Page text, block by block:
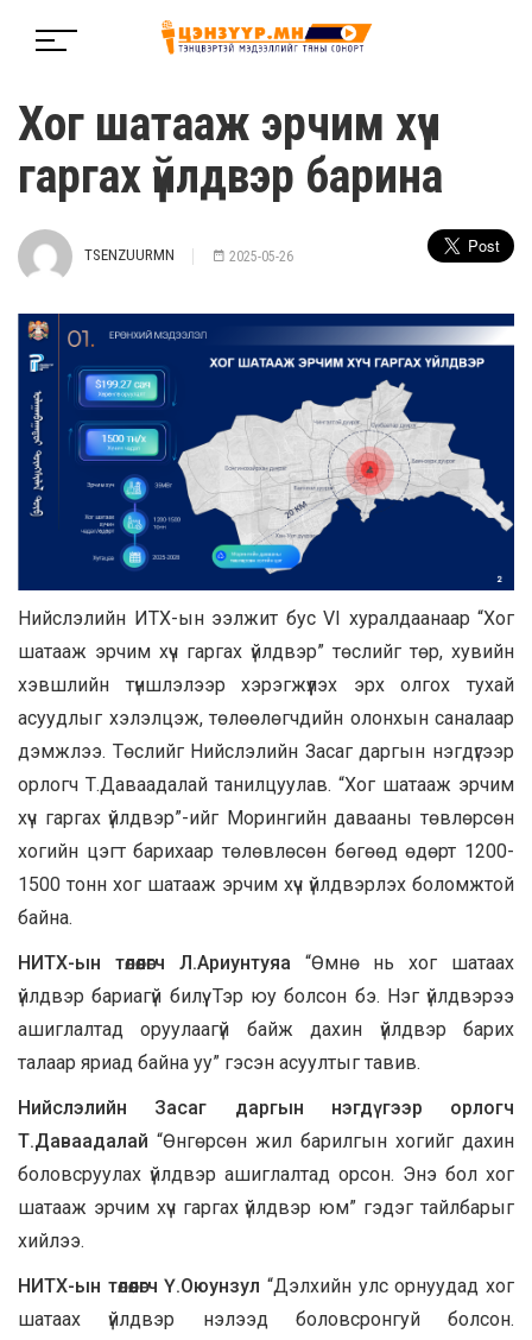
Хог шатааж эрчим хүч
гаргах үйлдвэр барина
TSENZUURMN 2025-05-26
Нийслэлийн ИТХ-ын ээлжит бус VI хуралдаанаар “Хог
шатааж эрчим хүч гаргах үйлдвэр” төслийг төр, хувийн
хэвшлийн түншлэлээр хэрэгжүүлэх эрх олгох тухай
асуудлыг хэлэлцэж, төлөөлөгчдийн олонхын саналаар
дэмжлээ. Төслийг Нийслэлийн Засаг даргын нэгдүгээр
орлогч Т.Даваадалай танилцуулав. “Хог шатааж эрчим
хүч гаргах үйлдвэр”-ийг Морингийн давааны төвлөрсөн
хогийн цэгт барихаар төлөвлөсөн бөгөөд өдөрт 1200-
1500 тонн хог шатааж эрчим хүч үйлдвэрлэх боломжтой
байна.
НИТХ-ын төлөөлөгч Л.Ариунтуяа “Өмнө нь хог шатаах
үйлдвэр бариагүй билүү. Тэр юу болсон бэ. Нэг үйлдвэрээ
ашиглалтад оруулаагүй байж дахин үйлдвэр барих
талаар яриад байна уу” гэсэн асуултыг тавив.
Нийслэлийн Засаг даргын нэгдүгээр орлогч
Т.Даваадалай “Өнгөрсөн жил барилгын хогийг дахин
боловсруулах үйлдвэр ашиглалтад орсон. Энэ бол хог
шатааж эрчим хүч гаргах үйлдвэр юм” гэдэг тайлбарыг
хийлээ.
НИТХ-ын төлөөлөгч Ү.Оюунзул “Дэлхийн улс орнуудад хог
шатаах үйлдвэр нэлээд боловсронгуй болсон.